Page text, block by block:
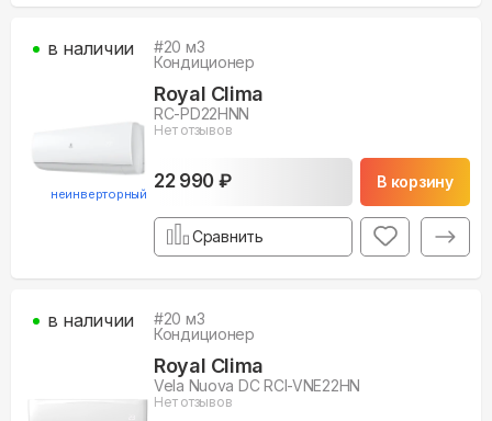
неинверторный
#20 м3
Кондиционер
Royal Clima
RC-PD22HNN
Нет отзывов
22 990 ₽ В корзину
в наличии
Сравнить
#20 м3
Кондиционер
Royal Clima
Vela Nuova DC RCI-VNE22HN
Нет отзывов
в наличии